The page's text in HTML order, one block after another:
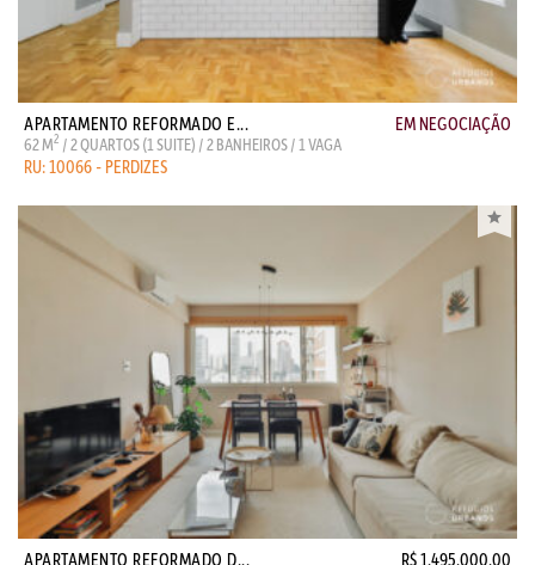
APARTAMENTO REFORMADO E... EM NEGOCIAÇÃO
62 M2 / 2 QUARTOS (1 SUITE) / 2 BANHEIROS / 1 VAGA
RU: 10066 - PERDIZES
APARTAMENTO REFORMADO D... R$ 1.495.000,00